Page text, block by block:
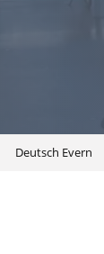
Deutsch Evern